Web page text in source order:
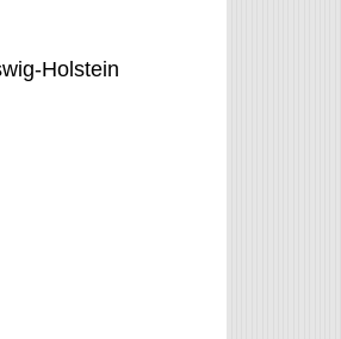
Holstein